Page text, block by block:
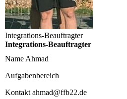
Integrations-Beauftragter
Integrations-Beauftragter
Name Ahmad
Aufgabenbereich
Kontakt ahmad@ffb22.de